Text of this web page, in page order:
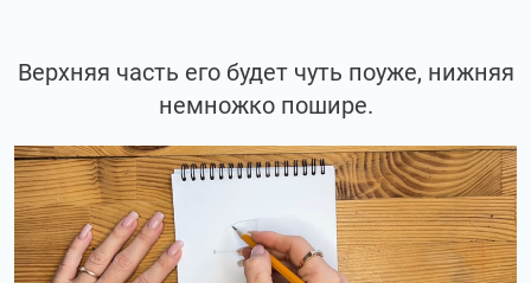
Верхняя часть его будет чуть поуже, нижняя
немножко пошире.